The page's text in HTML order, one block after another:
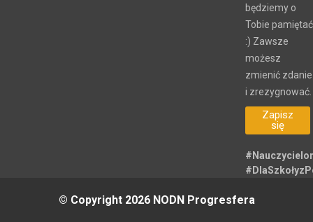
będziemy o
Tobie pamiętać
:) Zawsze
możesz
zmienić zdanie
i zrezygnować.
Zapisz
się
© Copyright 2026 NODN Progresfera